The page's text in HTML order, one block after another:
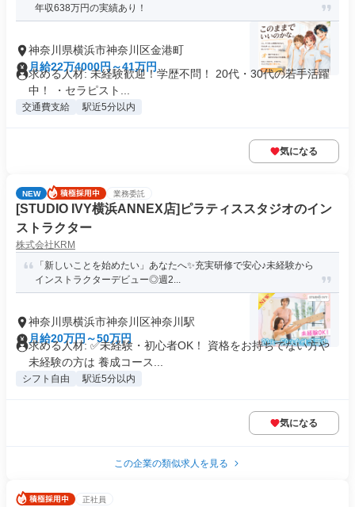
年収638万円の実績あり！
神奈川県横浜市神奈川区金港町
月給22万4000円～41万円
求める人材: 未経験歓迎！学歴不問！ 20代・30代の若手活躍
中！ ・セラピスト...
交通費支給 駅近5分以内
気になる
NEW 業務委託
[STUDIO IVY横浜ANNEX店]ピラティススタジオのイン
ストラクター
株式会社KRM
「新しいことを始めたい」あなたへ✨充実研修で安心♪未経験から
インストラクターデビュー◎週2...
神奈川県横浜市神奈川区神奈川駅
月給20万円～50万円
求める人材: ✅未経験・初心者OK！ 資格をお持ちでない方や
未経験の方は 養成コース...
シフト自由 駅近5分以内
気になる
この企業の類似求人を見る
正社員